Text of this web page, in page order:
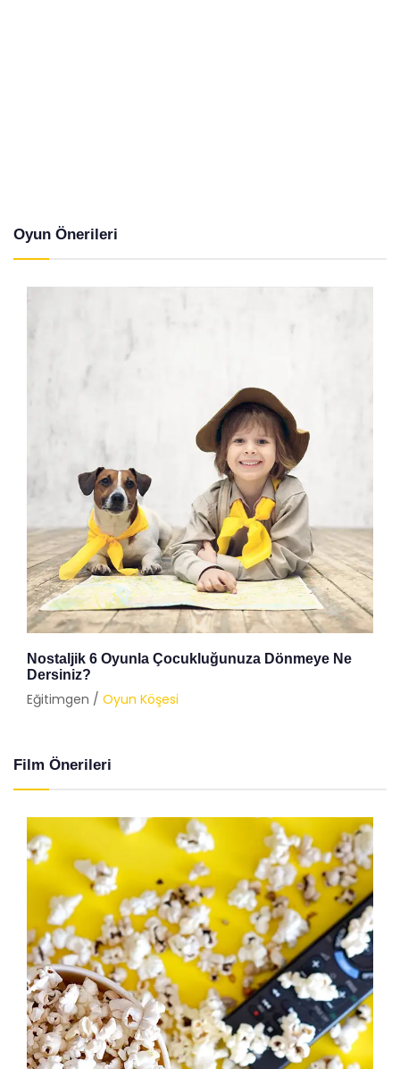
Oyun Önerileri
Nostaljik 6 Oyunla Çocukluğunuza Dönmeye Ne
Dersiniz?
Eğitimgen / Oyun Köşesi
Film Önerileri